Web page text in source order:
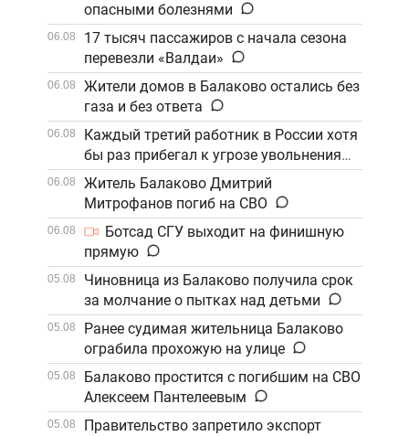
опасными болезнями
06.08
17 тысяч пассажиров с начала сезона
перевезли «Валдаи»
06.08
Жители домов в Балаково остались без
газа и без ответа
06.08
Каждый третий работник в России хотя
бы раз прибегал к угрозе увольнения
06.08
Житель Балаково Дмитрий
Митрофанов погиб на СВО
06.08
Ботсад СГУ выходит на финишную
прямую
05.08
Чиновница из Балаково получила срок
за молчание о пытках над детьми
05.08
Ранее судимая жительница Балаково
ограбила прохожую на улице
05.08
Балаково простится с погибшим на СВО
Алексеем Пантелеевым
05.08
Правительство запретило экспорт